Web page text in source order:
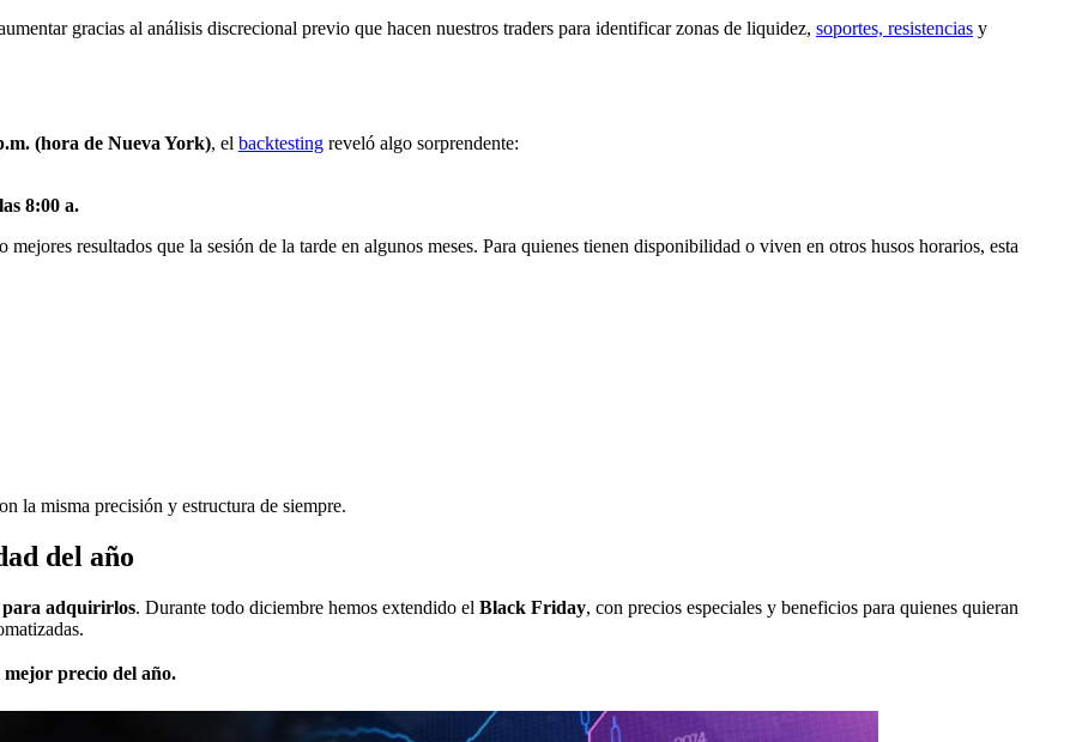
gracias al análisis discrecional previo que hacen nuestros traders para identificar zonas de liquidez, soportes, resistencias y
(hora de Nueva York), el backtesting reveló algo sorprendente:
8:00 a.
resultados que la sesión de la tarde en algunos meses. Para quienes tienen disponibilidad o viven en otros husos horarios, esta
la misma precisión y estructura de siempre.
del año
adquirirlos. Durante todo diciembre hemos extendido el Black Friday, con precios especiales y beneficios para quienes quieran
precio del año.